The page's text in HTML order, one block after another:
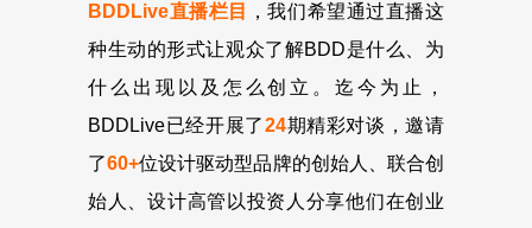
BDDLive直播栏目
，我们希望通过直播这
种生动的形式让观众了解BDD是什么、为
什么出现以及怎么创立。迄今为止，
BDDLive已经开展了24期精彩对谈，邀请
了60+位设计驱动型品牌的创始人、联合创
始人、设计高管以投资人分享他们在创业